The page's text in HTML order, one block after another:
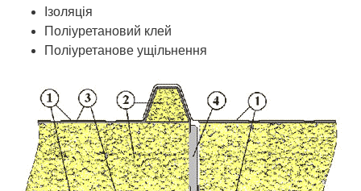
Ізоляція
Поліуретановий клей
Поліуретанове ущільнення